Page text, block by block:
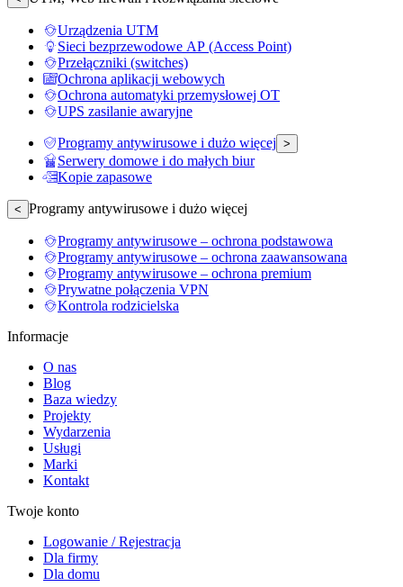
Urządzenia UTM
Sieci bezprzewodowe AP (Access Point)
Przełączniki (switches)
Ochrona aplikacji webowych
Ochrona automatyki przemysłowej OT
UPS zasilanie awaryjne
Programy antywirusowe i dużo więcej >
Serwery domowe i do małych biur
Kopie zapasowe
< Programy antywirusowe i dużo więcej
Programy antywirusowe – ochrona podstawowa
Programy antywirusowe – ochrona zaawansowana
Programy antywirusowe – ochrona premium
Prywatne połączenia VPN
Kontrola rodzicielska
Informacje
O nas
Blog
Baza wiedzy
Projekty
Wydarzenia
Usługi
Marki
Kontakt
Twoje konto
Logowanie / Rejestracja
Dla firmy
Dla domu